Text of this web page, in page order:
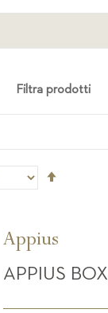
Appius
APPIUS BOX
Filtra prodotti